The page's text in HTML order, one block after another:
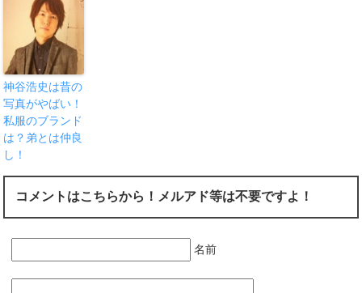
神谷浩史は昔の
写真がやばい！
私服のブランド
は？弟とは仲良
し！
コメントはこちらから！メルアド等は不要ですよ！
名前